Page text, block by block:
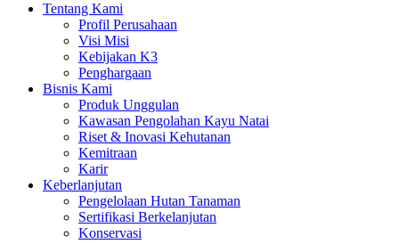
Tentang Kami
Profil Perusahaan
Visi Misi
Kebijakan K3
Penghargaan
Bisnis Kami
Produk Unggulan
Kawasan Pengolahan Kayu Natai
Riset & Inovasi Kehutanan
Kemitraan
Karir
Keberlanjutan
Pengelolaan Hutan Tanaman
Sertifikasi Berkelanjutan
Konservasi